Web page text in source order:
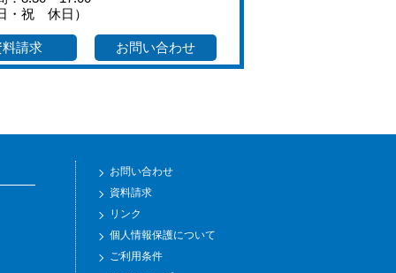
・祝 休日）
料請求 お問い合わせ
お問い合わせ
資料請求
リンク
個人情報保護について
ご利用条件